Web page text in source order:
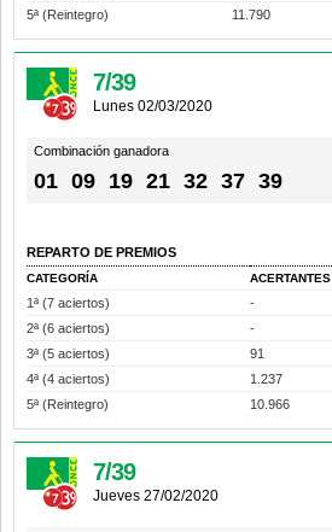
5ª (Reintegro)
11.790
7/39
Lunes 02/03/2020
Combinación ganadora
01 09 19 21 32 37 39
REPARTO DE PREMIOS
CATEGORÍA ACERTANTES
1ª (7 aciertos) -
2ª (6 aciertos)
-
3ª (5 aciertos)
91
4ª (4 aciertos)
1.237
5ª (Reintegro)
10.966
7/39
Jueves 27/02/2020